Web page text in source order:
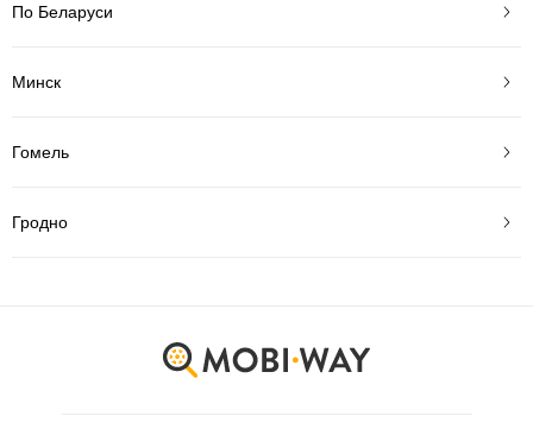
По Беларуси
Минск
Гомель
Гродно